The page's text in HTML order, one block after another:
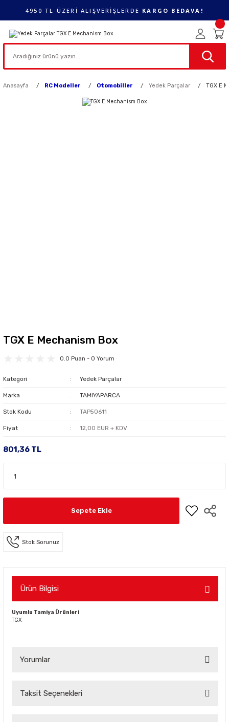
4950 TL ÜZERİ ALIŞVERİŞLERDE KARGO BEDAVA!
Anasayfa RC Modeller Otomobiller Yedek Parçalar TGX E
TGX E Mechanism Box
0.0 Puan - 0 Yorum
Kategori Yedek Parçalar
Marka TAMIYAPARCA
Stok Kodu TAP50611
Fiyat 12,00 EUR + KDV
801,36 TL
Sepete Ekle
Stok Sorunuz
Ürün Bilgisi
Uyumlu Tamiya Ürünleri
TGX
Yorumlar
Taksit Seçenekleri